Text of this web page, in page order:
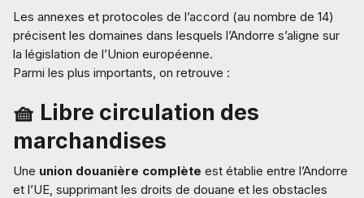
Les annexes et protocoles de l’accord (au nombre de 14)
précisent les domaines dans lesquels l’Andorre s’aligne sur
la législation de l’Union européenne.
Parmi les plus importants, on retrouve :
🧺 Libre circulation des
marchandises
Une union douanière complète est établie entre l’Andorre
et l’UE, supprimant les droits de douane et les obstacles